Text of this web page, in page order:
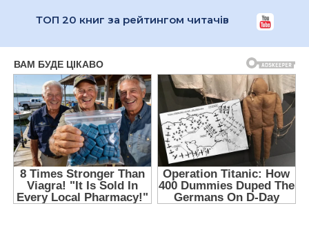
ТОП 20 книг за рейтингом читачів